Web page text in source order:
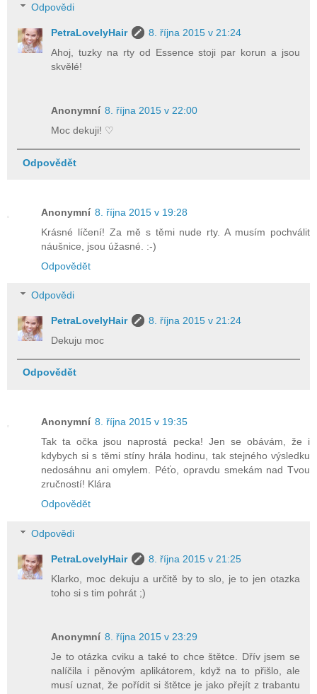
Odpovědi
PetraLovelyHair
8. října 2015 v 21:24
Ahoj, tuzky na rty od Essence stoji par korun a jsou
skvělé!
Anonymní 8. října 2015 v 22:00
Moc dekuji! ♡
Odpovědět
Anonymní 8. října 2015 v 19:28
Krásné líčení! Za mě s těmi nude rty. A musím pochválit
náušnice, jsou úžasné. :-)
Odpovědět
Odpovědi
PetraLovelyHair
8. října 2015 v 21:24
Dekuju moc
Odpovědět
Anonymní 8. října 2015 v 19:35
Tak ta očka jsou naprostá pecka! Jen se obávám, že i
kdybych si s těmi stíny hrála hodinu, tak stejného výsledku
nedosáhnu ani omylem. Péťo, opravdu smekám nad Tvou
zručností! Klára
Odpovědět
Odpovědi
PetraLovelyHair
8. října 2015 v 21:25
Klarko, moc dekuju a určitě by to slo, je to jen otazka
toho si s tim pohrát ;)
Anonymní 8. října 2015 v 23:29
Je to otázka cviku a také to chce štětce. Dřív jsem se
nalíčila i pěnovým aplikátorem, když na to přišlo, ale
musí uznat, že pořídit si štětce je jako přejít z trabantu